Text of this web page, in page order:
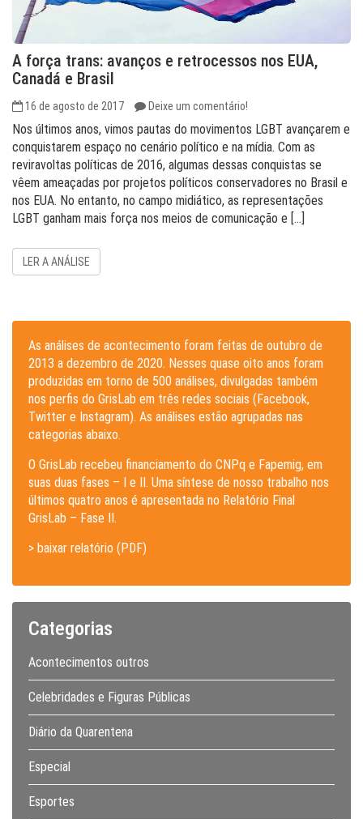
A força trans: avanços e retrocessos nos EUA,
Canadá e Brasil
16 de agosto de 2017 Deixe um comentário!
Nos últimos anos, vimos pautas do movimentos LGBT avançarem e
conquistarem espaço no cenário político e na mídia. Com as
reviravoltas políticas de 2016, algumas dessas conquistas se
vêem ameaçadas por projetos políticos conservadores no Brasil e
nos EUA. No entanto, no campo midiático, as representações
LGBT ganham mais força nos meios de comunicação e […]
LER A ANÁLISE
As análises de acontecimento foram feitas de outubro de
2013 a dezembro de 2020. Nesses quase oito anos foram
produzidas em torno de 500 análises, divulgadas também
nos perfis do GrisLab em três redes sociais (Facebook,
Twitter e Instagram). As análises estão agrupadas nas
categorias abaixo.
O GrisLab recebeu financiamento do CNPq e Fapemig, em
suas duas fases – I e II. Uma síntese de nosso trabalho nos
últimos quatro anos é apresentada no Relatório Final
GrisLab – Fase II.
> baixar relatório (PDF)
Categorias
Acontecimentos outros
Celebridades e Figuras Públicas
Diário da Quarentena
Especial
Esportes